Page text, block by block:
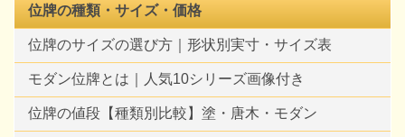
位牌の種類・サイズ・価格
位牌のサイズの選び方｜形状別実寸・サイズ表
モダン位牌とは｜人気10シリーズ画像付き
位牌の値段【種類別比較】塗・唐木・モダン